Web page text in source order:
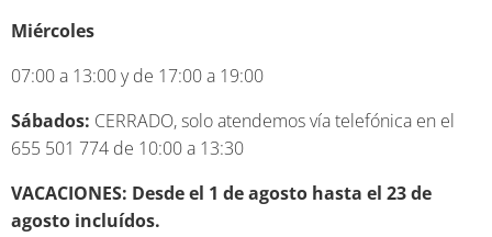
Miércoles
07:00 a 13:00 y de 17:00 a 19:00
Sábados: CERRADO, solo atendemos vía telefónica en el
655 501 774 de 10:00 a 13:30
VACACIONES: Desde el 1 de agosto hasta el 23 de
agosto incluídos.